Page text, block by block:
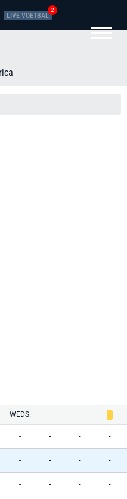
LIVE VOETBAL
2
WEDS.
- - - -
- - - -
- - - -